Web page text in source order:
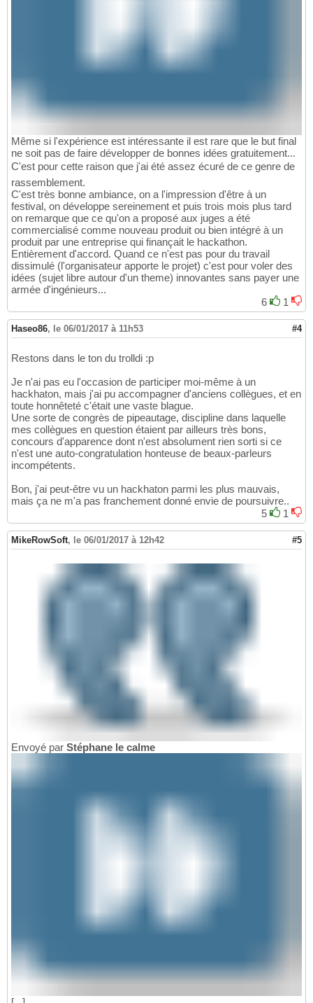
Même si l'expérience est intéressante il est rare que le but final
ne soit pas de faire développer de bonnes idées gratuitement...
C'est pour cette raison que j'ai été assez écuré de ce genre de
rassemblement.
C'est très bonne ambiance, on a l'impression d'être à un
festival, on développe sereinement et puis trois mois plus tard
on remarque que ce qu'on a proposé aux juges a été
commercialisé comme nouveau produit ou bien intégré à un
produit par une entreprise qui finançait le hackathon.
Entièrement d'accord. Quand ce n'est pas pour du travail
dissimulé (l'organisateur apporte le projet) c'est pour voler des
idées (sujet libre autour d'un theme) innovantes sans payer une
armée d'ingénieurs...
6
1
Haseo86, le 06/01/2017 à 11h53 #4
Restons dans le ton du trolldi :p
Je n'ai pas eu l'occasion de participer moi-même à un
hackhaton, mais j'ai pu accompagner d'anciens collègues, et en
toute honnêteté c'était une vaste blague.
Une sorte de congrès de pipeautage, discipline dans laquelle
mes collègues en question étaient par ailleurs très bons,
concours d'apparence dont n'est absolument rien sorti si ce
n'est une auto-congratulation honteuse de beaux-parleurs
incompétents.
Bon, j'ai peut-être vu un hackhaton parmi les plus mauvais,
mais ça ne m'a pas franchement donné envie de poursuivre..
5
1
MikeRowSoft, le 06/01/2017 à 12h42 #5
Envoyé par Stéphane le calme